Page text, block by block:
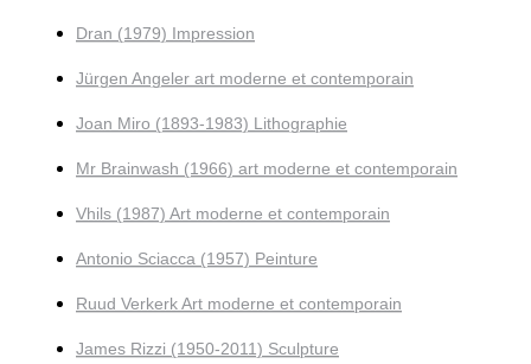
Dran (1979) Impression
Jürgen Angeler art moderne et contemporain
Joan Miro (1893-1983) Lithographie
Mr Brainwash (1966) art moderne et contemporain
Vhils (1987) Art moderne et contemporain
Antonio Sciacca (1957) Peinture
Ruud Verkerk Art moderne et contemporain
James Rizzi (1950-2011) Sculpture